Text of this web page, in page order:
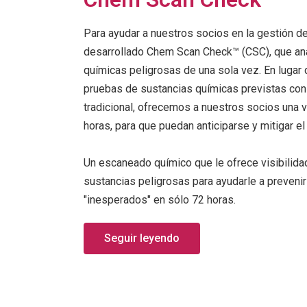
Para ayudar a nuestros socios en la gestión
desarrollado Chem Scan Check™ (CSC), que
químicas peligrosas de una sola vez. En lugar
pruebas de sustancias químicas previstas
tradicional, ofrecemos a nuestros socios una
horas, para que puedan anticiparse y mitigar
Un escaneado químico que le ofrece
sustancias peligrosas para ayudarle a
"inesperados" en sólo 72 horas.
Seguir leyendo